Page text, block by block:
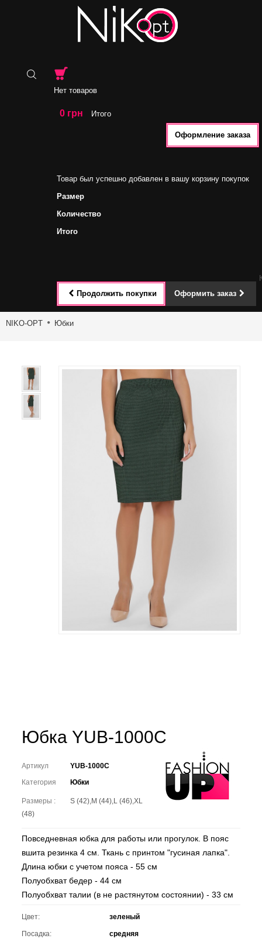
Нет товаров
0 грн Итого
Оформление заказа
Товар был успешно добавлен в вашу корзину покупок
Размер
Количество
Итого
Продолжить покупки Оформить заказ
Toggle
NIKO-OPT Юбки
Юбка YUB-1000C
Артикул
YUB-1000C
Категория
Юбки
Размеры :
S (42),M (44),L (46),XL
(48)
Повседневная юбка для работы или прогулок. В пояс
вшита резинка 4 см. Ткань с принтом "гусиная лапка".
Длина юбки с учетом пояса - 55 см
Полуобхват бедер - 44 см
Полуобхват талии (в не растянутом состоянии) - 33 см
Цвет: зеленый
Посадка: средняя